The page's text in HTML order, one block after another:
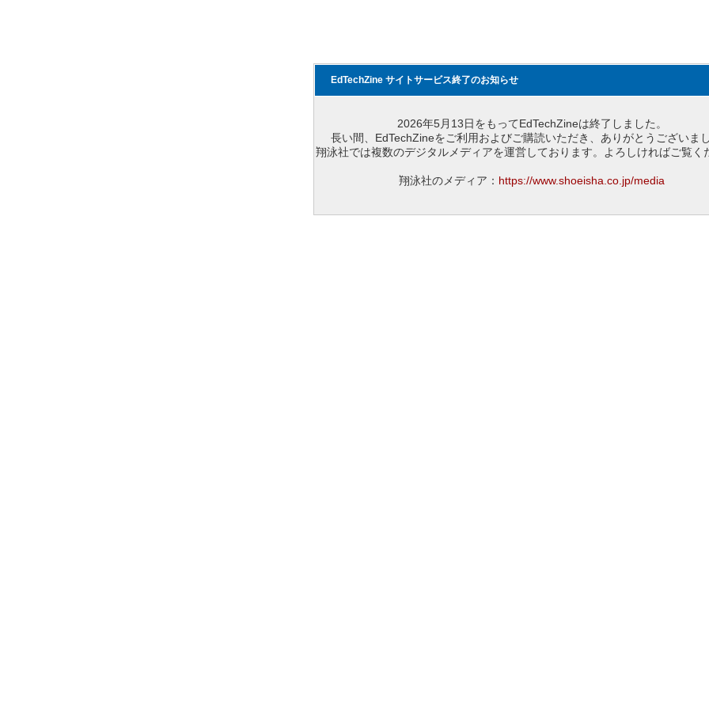
EdTechZine サイトサービス終了のお知らせ
2026年5月13日をもってEdTechZineは終了しました。
長い間、EdTechZineをご利用およびご購読いただき、ありがとうございまし
翔泳社では複数のデジタルメディアを運営しております。よろしければご覧く
翔泳社のメディア： https://www.shoeisha.co.jp/media